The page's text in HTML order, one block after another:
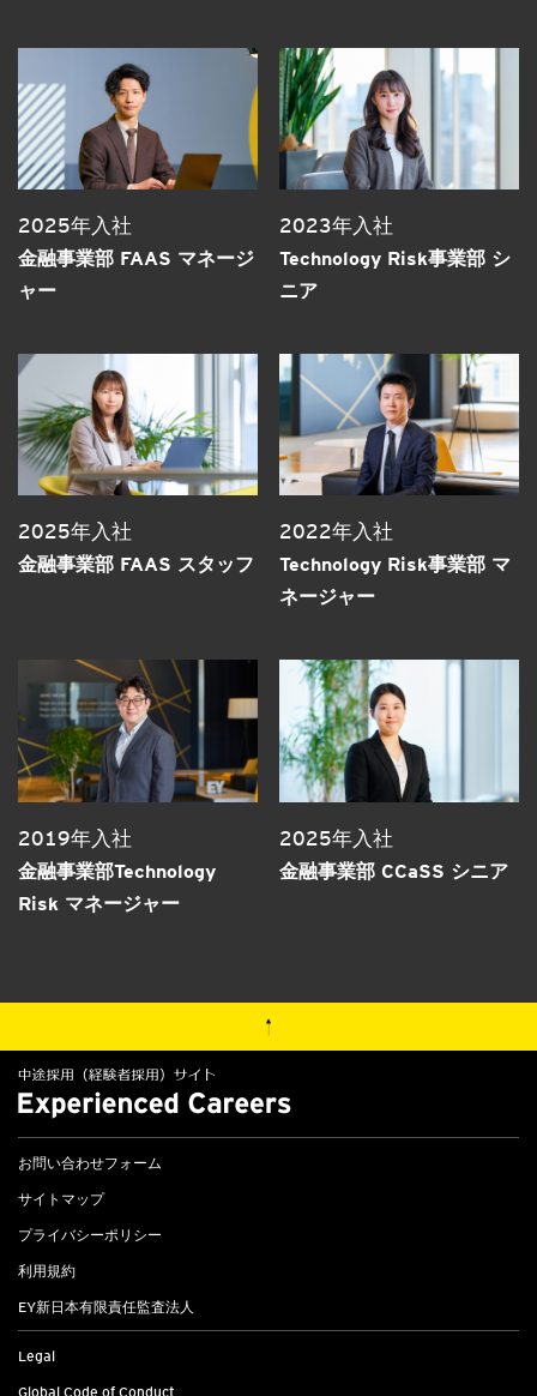
2025年入社
金融事業部 FAAS マネージ
ャー
2023年入社
Technology Risk事業部 シ
ニア
2025年入社
金融事業部 FAAS スタッフ
2022年入社
Technology Risk事業部 マ
ネージャー
2019年入社
金融事業部Technology
Risk マネージャー
2025年入社
金融事業部 CCaSS シニア
お問い合わせフォーム
サイトマップ
プライバシーポリシー
利用規約
EY新日本有限責任監査法人
Legal
Global Code of Conduct